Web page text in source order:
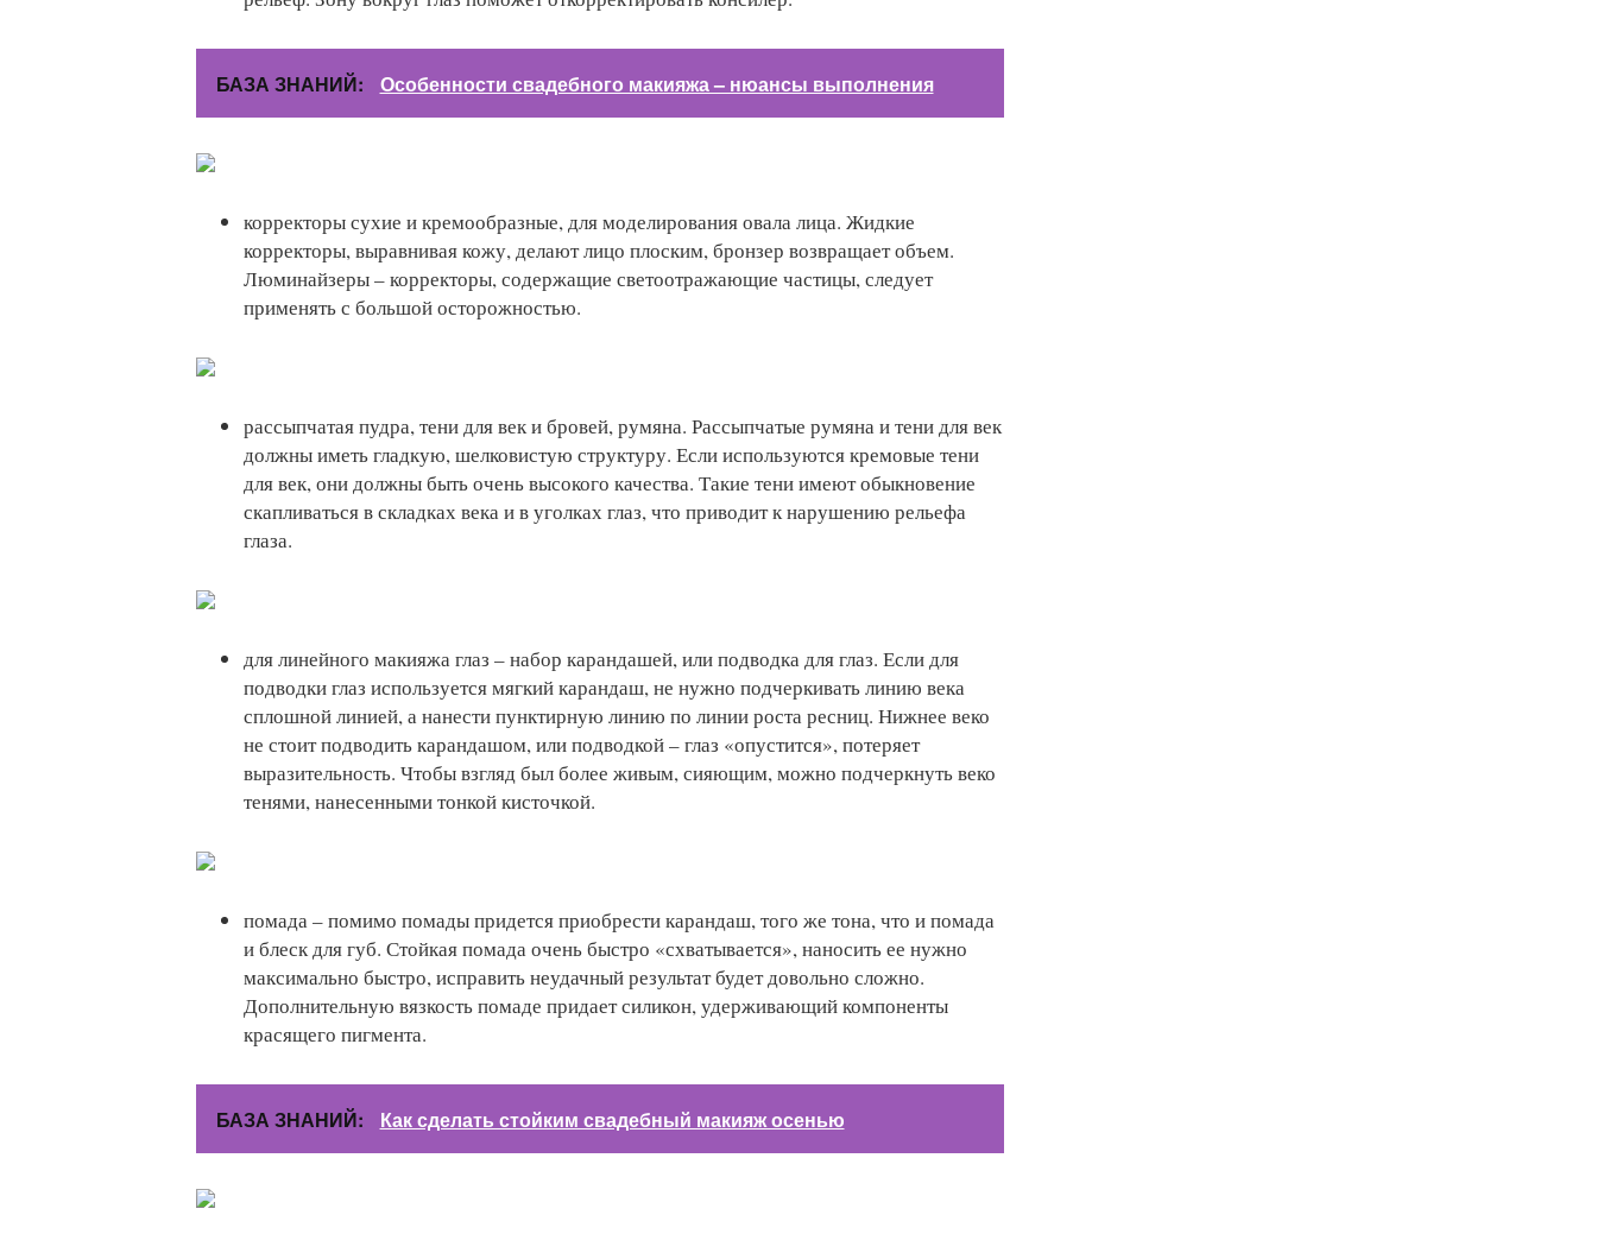
БАЗА ЗНАНИЙ: Особенности свадебного макияжа – нюансы выполнения
корректоры сухие и кремообразные, для моделирования овала лица. Жидкие
корректоры, выравнивая кожу, делают лицо плоским, бронзер возвращает объем.
Люминайзеры – корректоры, содержащие светоотражающие частицы, следует
применять с большой осторожностью.
рассыпчатая пудра, тени для век и бровей, румяна. Рассыпчатые румяна и тени для век
должны иметь гладкую, шелковистую структуру. Если используются кремовые тени
для век, они должны быть очень высокого качества. Такие тени имеют обыкновение
скапливаться в складках века и в уголках глаз, что приводит к нарушению рельефа
глаза.
для линейного макияжа глаз – набор карандашей, или подводка для глаз. Если для
подводки глаз используется мягкий карандаш, не нужно подчеркивать линию века
сплошной линией, а нанести пунктирную линию по линии роста ресниц. Нижнее веко
не стоит подводить карандашом, или подводкой – глаз «опустится», потеряет
выразительность. Чтобы взгляд был более живым, сияющим, можно подчеркнуть веко
тенями, нанесенными тонкой кисточкой.
помада – помимо помады придется приобрести карандаш, того же тона, что и помада
и блеск для губ. Стойкая помада очень быстро «схватывается», наносить ее нужно
максимально быстро, исправить неудачный результат будет довольно сложно.
Дополнительную вязкость помаде придает силикон, удерживающий компоненты
красящего пигмента.
БАЗА ЗНАНИЙ: Как сделать стойким свадебный макияж осенью